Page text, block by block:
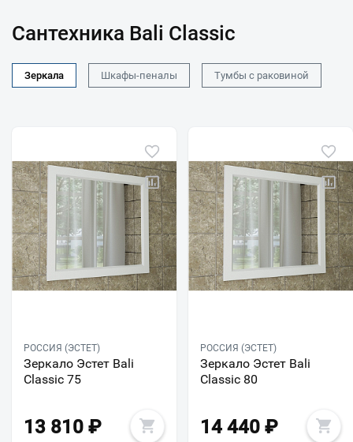
Сантехника Bali Classic
Зеркала Шкафы-пеналы Тумбы с раковиной
РОССИЯ (ЭСТЕТ)
Зеркало Эстет Bali
Classic 75
13 810 ₽
РОССИЯ (ЭСТЕТ)
Зеркало Эстет Bali
Classic 80
14 440 ₽